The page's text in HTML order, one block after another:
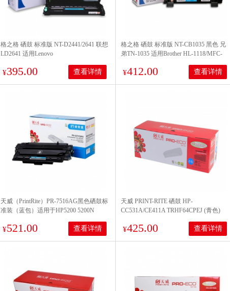
格之格 硒鼓 标准版 NT-D2441/2641 联想
LD2641 适用Lenovo
LJ2600D/LJ2650DN/M7600D/M7650DF/M7650DNF
¥395.00 查看详情
格之格 硒鼓 标准版 NT-CB1035 黑色 兄
弟TN-1035 适用Brother HL-1118/MFC-
S1801/S2001/M1840/M2040/F2070/F2071H
¥412.00 查看详情
天威（PrintRite）PR-7516AG黑色硒鼓标
准装（蓝包）适用于HP5200 5200N
12000页
¥521.00 查看详情
天威 PRINT-RITE 硒鼓 HP-
CC531A/CE411A TRHF64CPEJ (青色)
¥425.00 查看详情